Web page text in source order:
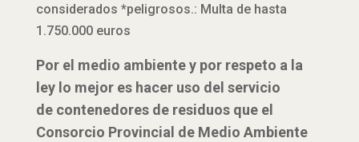
considerados *peligrosos.: Multa de hasta
1.750.000 euros
Por el medio ambiente y por respeto a la
ley lo mejor es hacer uso del servicio
de contenedores de residuos que el
Consorcio Provincial de Medio Ambiente